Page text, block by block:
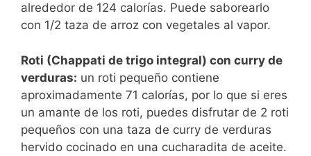
alrededor de 124 calorías. Puede saborearlo
con 1/2 taza de arroz con vegetales al vapor.
Roti (Chappati de trigo integral) con curry de
verduras: un roti pequeño contiene
aproximadamente 71 calorías, por lo que si eres
un amante de los roti, puedes disfrutar de 2 roti
pequeños con una taza de curry de verduras
hervido cocinado en una cucharadita de aceite.